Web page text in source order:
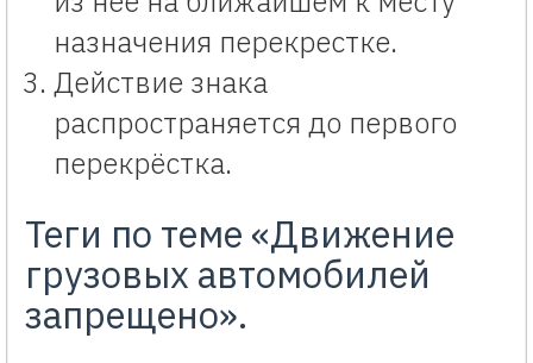
назначения перекрестке.
Действие знака
распространяется до первого
перекрёстка.
Теги по теме «Движение
грузовых автомобилей
запрещено».